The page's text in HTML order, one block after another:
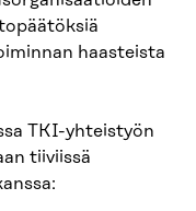
haasteista
TKI-yhteistyön
tiiviissä